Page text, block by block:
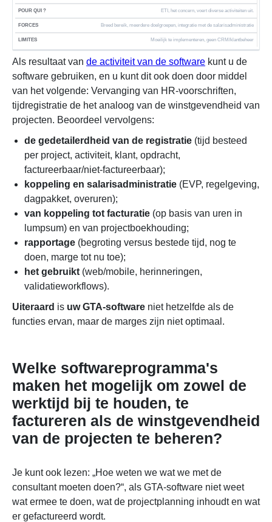
ETI, het concern, voert diverse activiteiten uit.
Breed bereik, meerdere doelgroepen, integratie met de salarisadministratie
Moeilijk te implementeren, geen CRM/klantbeheer
Als resultaat van de activiteit van de software kunt u de
software gebruiken, en u kunt dit ook doen door middel
van het volgende: Vervanging van HR-voorschriften,
tijdregistratie de het analoog van de winstgevendheid van
projecten. Beoordeel vervolgens:
de gedetailerdheid van de registratie (tijd besteed
per project, activiteit, klant, opdracht,
factureerbaar/niet-factureerbaar);
koppeling en salarisadministratie (EVP, regelgeving,
dagpakket, overuren);
van koppeling tot facturatie (op basis van uren in
lumpsum) en van projectboekhouding;
rapportage (begroting versus bestede tijd, nog te
doen, marge tot nu toe);
het gebruikt (web/mobile, herinneringen,
validatieworkflows).
Uiteraard is uw GTA-software niet hetzelfde als de
functies ervan, maar de marges zijn niet optimaal.
Welke softwareprogramma's
maken het mogelijk om zowel de
werktijd bij te houden, te
factureren als de winstgevendheid
van de projecten te beheren?
Je kunt ook lezen: „Hoe weten we wat we met de
consultant moeten doen?“, als GTA-software niet weet
wat ermee te doen, wat de projectplanning inhoudt en wat
er gefactureerd wordt.